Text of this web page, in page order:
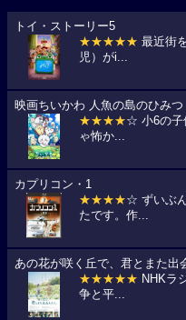
トイ・ストーリー5
★★★★★ 最近街
児）がi...
映画ちいかわ 人魚の島のひみつ
★★★★☆ 小6の子
ゃ怖か...
カプリコン・1
★★★★☆ ずいぶ
たです。作...
あの花が咲く丘で、君とまた出
★★★★★ NHKラ
争と平...